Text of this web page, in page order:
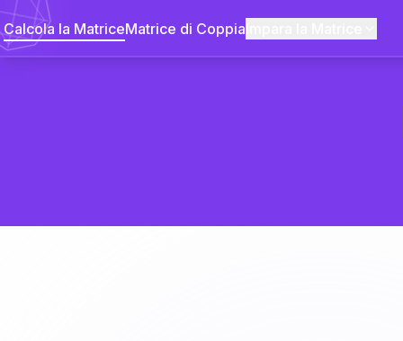
Calcola la MatriceMatrice di Coppia